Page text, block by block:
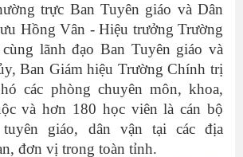
trực Ban Tuyên giáo và Dân
Hồng Vân - Hiệu trưởng Trường
lãnh đạo Ban Tuyên giáo và
Ban Giám hiệu Trường Chính trị
các phòng chuyên môn, khoa,
và hơn 180 học viên là cán bộ
giáo, dân vận tại các địa
đơn vị trong toàn tỉnh.